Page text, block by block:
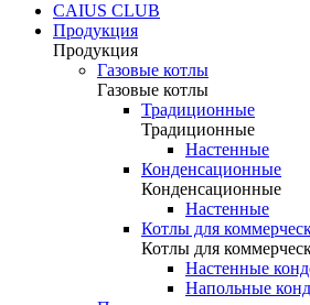
CAIUS CLUB
Продукция
Продукция
Газовые котлы
Газовые котлы
Традиционные
Традиционные
Настенные
Конденсационные
Конденсационные
Настенные
Котлы для
Котлы для
Настенные
Напольные